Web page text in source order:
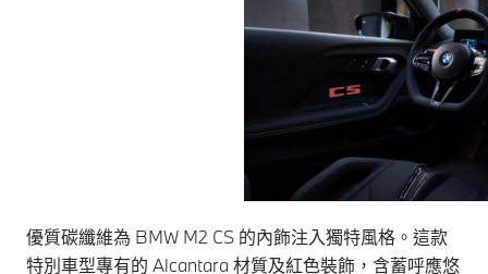
優質碳纖維為 BMW M2 CS 的內飾注入獨特風格。這款
特別車型專有的 Alcantara 材質及紅色裝飾，含蓄呼應悠